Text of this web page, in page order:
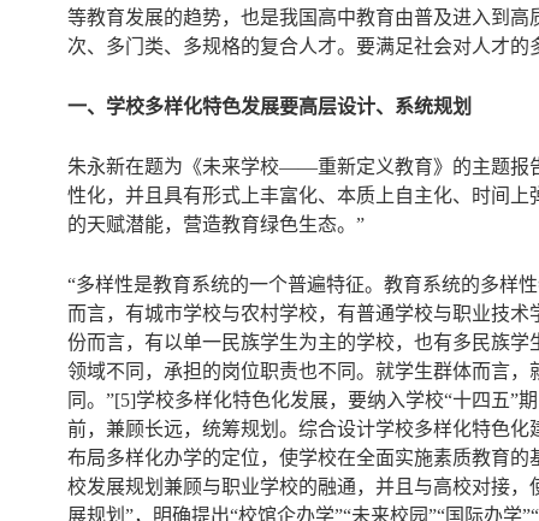
等教育发展的趋势，也是我国高中教育由普及进入到
次、多门类、多规格的复合人才。要满足社会对人才
一、学校多样化特色发展要高层设计、系统规划
朱永新在题为《未来学校——重新定义教育》的主题报
性化，并且具有形式上丰富化、本质上自主化、时间
的天赋潜能，营造教育绿色生态。”
“多样性是教育系统的一个普遍特征。教育系统的多样
而言，有城市学校与农村学校，有普通学校与职业技
份而言，有以单一民族学生为主的学校，也有多民族
领域不同，承担的岗位职责也不同。就学生群体而言
同。”[5]学校多样化特色化发展，要纳入学校“十四五
前，兼顾长远，统筹规划。综合设计学校多样化特色
布局多样化办学的定位，使学校在全面实施素质教育
校发展规划兼顾与职业学校的融通，并且与高校对接
展规划”，明确提出“校馆企办学”“未来校园”“国际办